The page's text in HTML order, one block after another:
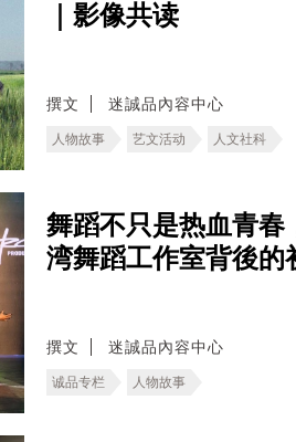
｜影像共读
撰文 迷誠品內容中心
人物故事 艺文活动 人文社科
舞蹈不只是热血青春
湾舞蹈工作室背後的
撰文 迷誠品內容中心
诚品专栏 人物故事